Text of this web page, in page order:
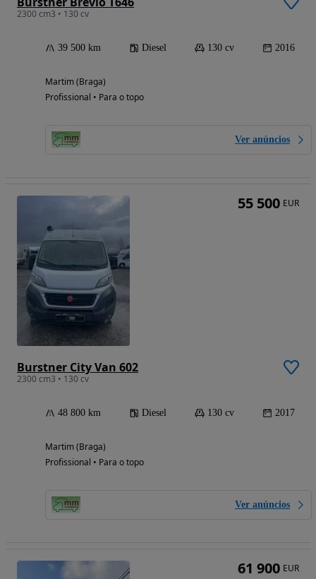
2300 cm3 • 130 cv
39 500 km Diesel 130 cv 2016
Martim (Braga)
Profissional • Para o topo
Ver anúncios
Burstner City Van 602
2300 cm3 • 130 cv
48 800 km Diesel 130 cv 2017
Martim (Braga)
Profissional • Para o topo
Ver anúncios
55 500 EUR
61 900 EUR